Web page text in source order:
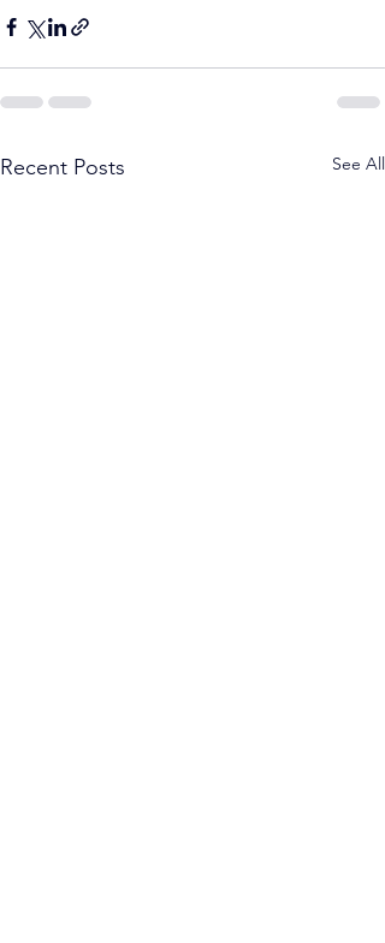
Recent Posts See All